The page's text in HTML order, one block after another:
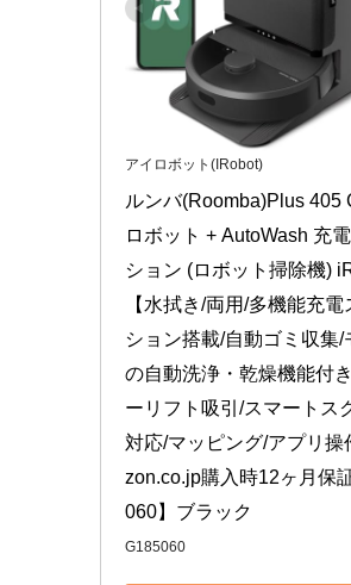
アイロボット(IRobot)
ルンバ(Roomba)Plus 405
ロボット + AutoWash 充
ション (ロボット掃除機)
【水拭き/両用/多機能充電
ション搭載/自動ゴミ収集/
の自動洗浄・乾燥機能付
ーリフト吸引/スマートス
対応/マッピング/アプリ操
zon.co.jp購入時12ヶ月保
060】ブラック
G185060